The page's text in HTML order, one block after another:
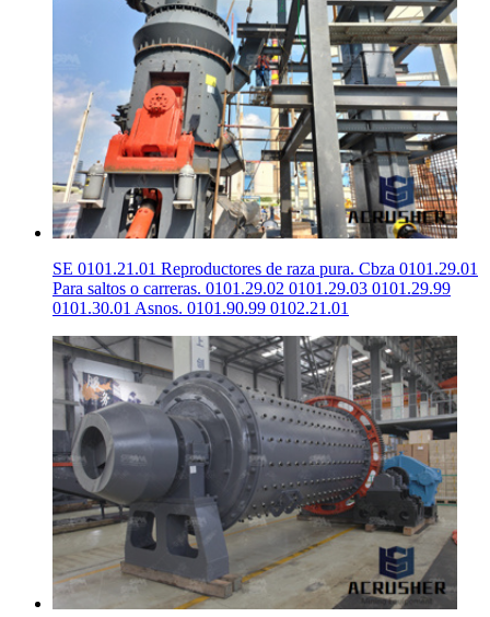
SE 0101.21.01 Reproductores de raza pura. Cbza 0101.29.01
Para saltos o carreras. 0101.29.02 0101.29.03 0101.29.99
0101.30.01 Asnos. 0101.90.99 0102.21.01